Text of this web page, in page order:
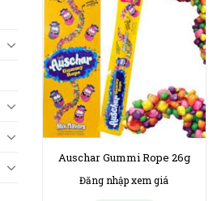
Auschar Gummi Rope 26g
Đăng nhập xem giá